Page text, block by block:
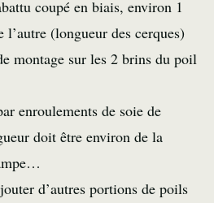
coupé en biais, environ 1
(longueur des cerques)
montage sur les 2 brins du poil
enroulements de soie de
doit être environ de la
d’autres portions de poils